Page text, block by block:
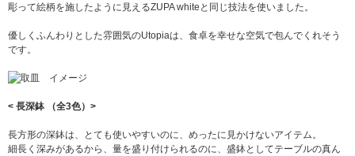
彫って絵柄を施したように見えるZUPA whiteと同じ技法を使いました。
優しくふんわりとした雰囲気のUtopiaは、食卓を幸せな空気で包んでくれそう
です。
< 長深鉢 （全3色）>
長方形の深鉢は、とても使いやすいのに、めったに見かけないアイテム。
細長く深みがあるから、量を盛り付けられるのに、盛鉢としてテーブルの真ん